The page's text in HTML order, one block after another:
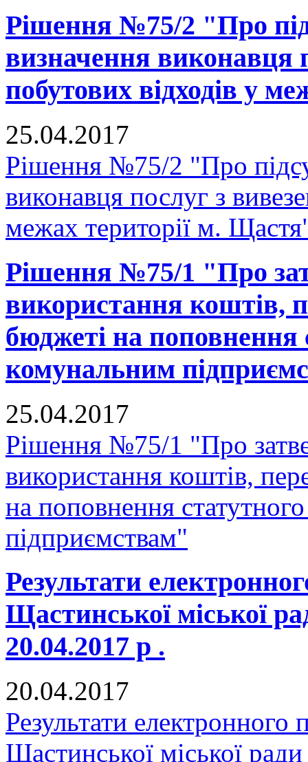
Рішення №75/2 "Про
визначення виконавця
побутових відходів у
25.04.2017
Рішення №75/2 "Про
виконавця послуг з
межах території м.
Рішення №75/1 "Про
використання коштів,
бюджеті на поповнення
комунальним
25.04.2017
Рішення №75/1 "Про
використання коштів,
на поповнення
підприємствам"
Результати
Щастинської міської
20.04.2017 р .
20.04.2017
Результати електронного
Щастинської міської